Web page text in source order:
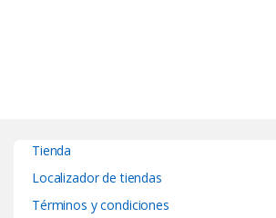
Tienda
Localizador de tiendas
Términos y condiciones